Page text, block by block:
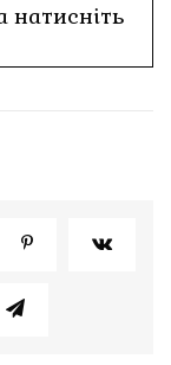
натисніть